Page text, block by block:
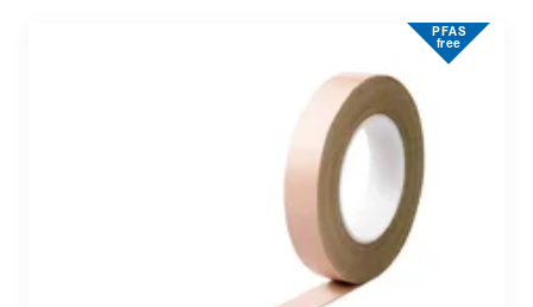
PFAS
free